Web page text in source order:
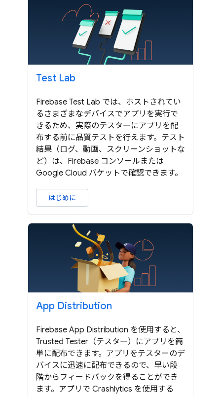
Test Lab
Firebase Test Lab では、ホストされてい
るさまざまなデバイスでアプリを実行で
きるため、実際のテスターにアプリを配
布する前に品質テストを行えます。テスト
結果（ログ、動画、スクリーンショットな
ど）は、Firebase コンソールまたは
Google Cloud バケットで確認できます。
はじめに
App Distribution
Firebase App Distribution を使用すると、
Trusted Tester（テスター）にアプリを簡
単に配布できます。アプリをテスターのデ
バイスに迅速に配布できるので、早い段
階からフィードバックを得ることができ
ます。アプリで Crashlytics を使用する